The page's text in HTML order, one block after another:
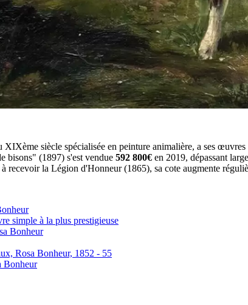
XIXème siècle spécialisée en peinture animalière, a ses œuvres
bisons" (1897) s'est vendue 592 800€ en 2019, dépassant
recevoir la Légion d'Honneur (1865), sa cote augmente
simple à la plus prestigieuse
Bonheur
Rosa Bonheur, 1852 - 55
Bonheur